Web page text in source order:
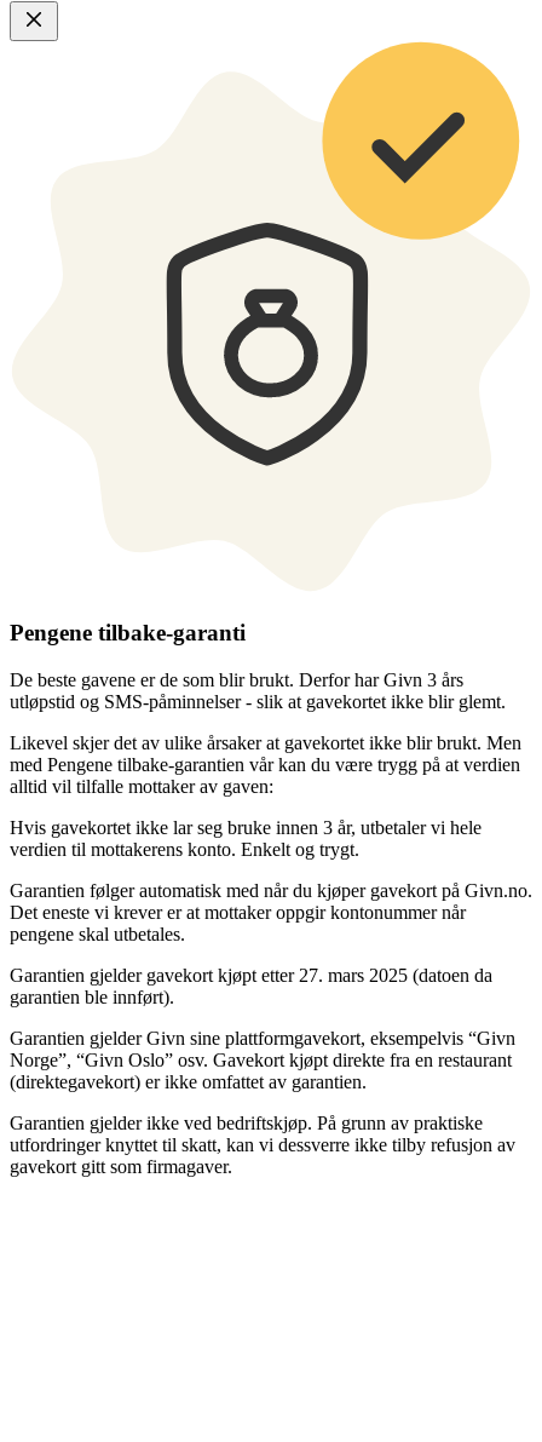
Pengene tilbake-garanti
De beste gavene er de som blir brukt. Derfor har Givn 3 års
utløpstid og SMS-påminnelser - slik at gavekortet ikke blir glemt.
Likevel skjer det av ulike årsaker at gavekortet ikke blir brukt. Men
med Pengene tilbake-garantien vår kan du være trygg på at verdien
alltid vil tilfalle mottaker av gaven:
Hvis gavekortet ikke lar seg bruke innen 3 år, utbetaler vi hele
verdien til mottakerens konto. Enkelt og trygt.
Garantien følger automatisk med når du kjøper gavekort på Givn.no.
Det eneste vi krever er at mottaker oppgir kontonummer når
pengene skal utbetales.
Garantien gjelder gavekort kjøpt etter 27. mars 2025 (datoen da
garantien ble innført).
Garantien gjelder Givn sine plattformgavekort, eksempelvis “Givn
Norge”, “Givn Oslo” osv. Gavekort kjøpt direkte fra en restaurant
(direktegavekort) er ikke omfattet av garantien.
Garantien gjelder ikke ved bedriftskjøp. På grunn av praktiske
utfordringer knyttet til skatt, kan vi dessverre ikke tilby refusjon av
gavekort gitt som firmagaver.